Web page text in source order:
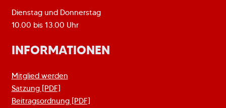
Dienstag und Donnerstag
10.00 bis 13.00 Uhr
INFORMATIONEN
Mitglied werden
Satzung [PDF]
Beitragsordnung [PDF]